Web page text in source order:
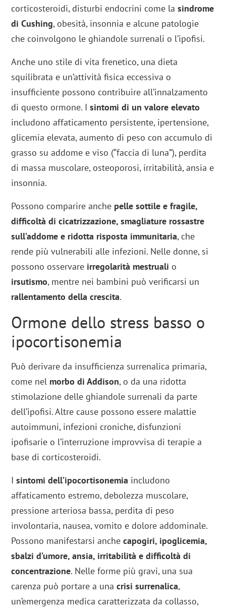
corticosteroidi, disturbi endocrini come lasindrome
di Cushing, obesità, insonnia e alcune patologie
che coinvolgono le ghiandole surrenali o l’ipofisi.
Anche uno stile di vita frenetico, una dieta
squilibrata e un’attività fisica eccessiva o
insufficiente possono contribuire all’innalzamento
di questo ormone. Isintomi di un valore elevato
includono affaticamento persistente, ipertensione,
glicemia elevata, aumento di peso con accumulo di
grasso su addome e viso (“faccia di luna”), perdita
di massa muscolare, osteoporosi, irritabilità, ansia e
insonnia.
Possono comparire anche pelle sottile e fragile,
difficoltà di cicatrizzazione, smagliature rossastre
sull’addome e ridotta risposta immunitaria, che
rende più vulnerabili alle infezioni. Nelle donne, si
possono osservare irregolarità mestruali o
irsutismo, mentre nei bambini può verificarsi un
rallentamento della crescita.
Ormone dello stress basso o
ipocortisonemia
Può derivare da insufficienza surrenalica primaria,
come nel morbo di Addison, o da una ridotta
stimolazione delle ghiandole surrenali da parte
dell’ipofisi. Altre cause possono essere malattie
autoimmuni, infezioni croniche, disfunzioni
ipofisarie o l’interruzione improvvisa di terapie a
base di corticosteroidi.
Isintomi dell’ipocortisonemia includono
affaticamento estremo, debolezza muscolare,
pressione arteriosa bassa, perdita di peso
involontaria, nausea, vomito e dolore addominale.
Possono manifestarsi anchecapogiri, ipoglicemia,
sbalzi d’umore, ansia, irritabilità e difficoltà di
concentrazione. Nelle forme più gravi, una sua
carenza può portare a unacrisi surrenalica,
un’emergenza medica caratterizzata da collasso,